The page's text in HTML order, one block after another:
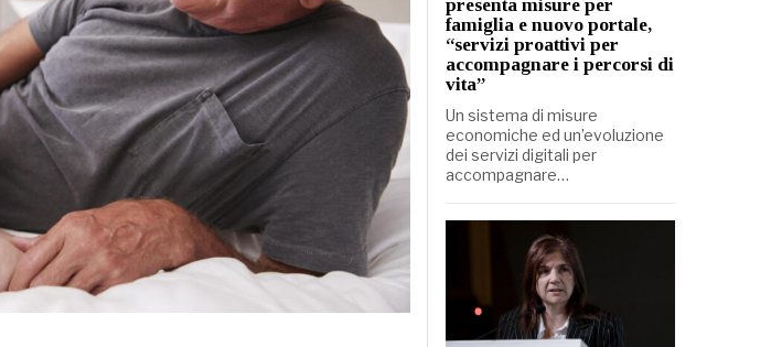
presenta misure per
famiglia e nuovo portale,
“servizi proattivi per
accompagnare i percorsi di
vita”
Un sistema di misure
economiche ed un’evoluzione
dei servizi digitali per
accompagnare…